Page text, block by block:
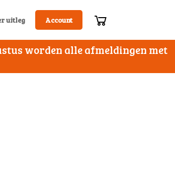
uitleg Account
worden alle afmeldingen met